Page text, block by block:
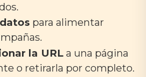
para alimentar
la URL a una página
o retirarla por completo.